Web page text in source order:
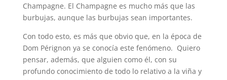
Champagne. El Champagne es mucho más que las
burbujas, aunque las burbujas sean importantes.
Con todo esto, es más que obvio que, en la época de
Dom Pérignon ya se conocía este fenómeno. Quiero
pensar, además, que alguien como él, con su
profundo conocimiento de todo lo relativo a la viña y